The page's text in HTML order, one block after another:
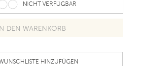
NICHT VERFÜGBAR
HINZUFÜGEN